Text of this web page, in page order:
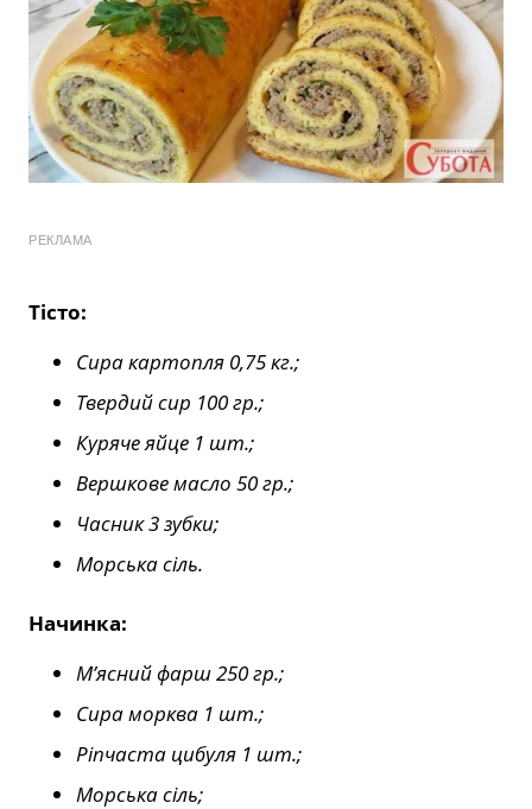
РЕКЛАМА
Тісто:
Сира картопля 0,75 кг.;
Твердий сир 100 гр.;
Куряче яйце 1 шт.;
Вершкове масло 50 гр.;
Часник 3 зубки;
Морська сіль.
Начинка:
М’ясний фарш 250 гр.;
Сира морква 1 шт.;
Ріпчаста цибуля 1 шт.;
Морська сіль;